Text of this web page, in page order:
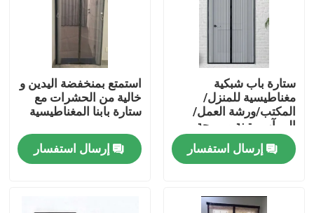
ستارة باب شبكية
مغناطيسية للمنزل/
المكتب/ورشة العمل/
المرآب متينة ومريحة
بفتحات مغناطيسية
إرسال استفسار
استمتع بمنخفضة اليدين و
خالية من الحشرات مع
ستارة بابنا المغناطيسية
إرسال استفسار